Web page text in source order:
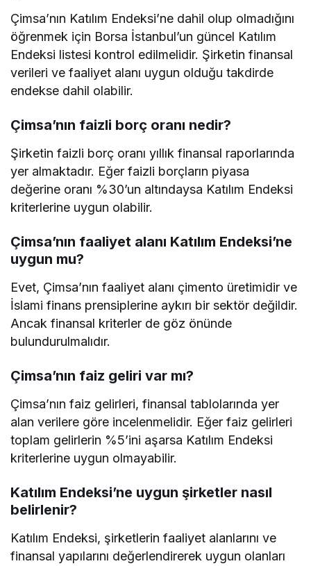
Çimsa’nın Katılım Endeksi’ne dahil olup olmadığını
öğrenmek için Borsa İstanbul’un güncel Katılım
Endeksi listesi kontrol edilmelidir. Şirketin finansal
verileri ve faaliyet alanı uygun olduğu takdirde
endekse dahil olabilir.
Çimsa’nın faizli borç oranı nedir?
Şirketin faizli borç oranı yıllık finansal raporlarında
yer almaktadır. Eğer faizli borçların piyasa
değerine oranı %30’un altındaysa Katılım Endeksi
kriterlerine uygun olabilir.
Çimsa’nın faaliyet alanı Katılım Endeksi’ne
uygun mu?
Evet, Çimsa’nın faaliyet alanı çimento üretimidir ve
İslami finans prensiplerine aykırı bir sektör değildir.
Ancak finansal kriterler de göz önünde
bulundurulmalıdır.
Çimsa’nın faiz geliri var mı?
Çimsa’nın faiz gelirleri, finansal tablolarında yer
alan verilere göre incelenmelidir. Eğer faiz gelirleri
toplam gelirlerin %5’ini aşarsa Katılım Endeksi
kriterlerine uygun olmayabilir.
Katılım Endeksi’ne uygun şirketler nasıl
belirlenir?
Katılım Endeksi, şirketlerin faaliyet alanlarını ve
finansal yapılarını değerlendirerek uygun olanları